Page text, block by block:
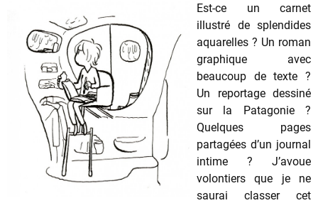
Est-ce un carnet
illustré de splendides
aquarelles ? Un roman
graphique avec
beaucoup de texte ?
Un reportage dessiné
sur la Patagonie ?
Quelques pages
partagées d’un journal
intime ? J’avoue
volontiers que je ne
saurai classer cet